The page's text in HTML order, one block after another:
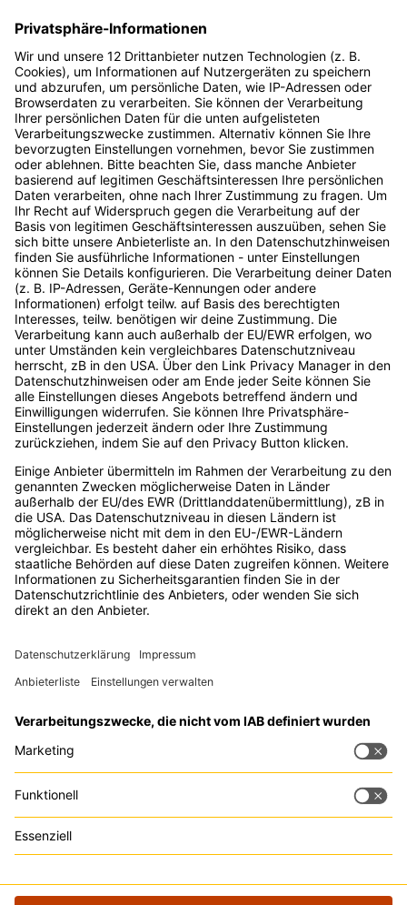
Kategorien zuordnen können werden im Nachhinein
storniert.
Event ansehen
Digital Bash ist …
… die größte Event-Reihe der
Digitalbranche (bezogen auf
die Anzahl der jährlichen
Events) mit
Expert:innenwissen, das dich
und dein Unternehmen nach
vorne bringt. Die Event-Reihe
ist für Entscheider:innen im
Digitalraum ebenso geeignet
wie für alle, die es werden
wollen. Made by
OnlineMarketing.de GmbH
Tipp:Trackboxxist die
perfekte Google Analytics
Alternative
Startseite
Kommende Events
Vergangene Events
Unsere Speaker
Speaker werden
Als Unternehmen dabei
sein
Account erstellen
Podcast
Kontakt
Digital Bash by
OnlineMarketing.de
Ludwig-Erhard-
20459 Hamburg
info@digitalbash.de
040 - 22 85 34 092
Rechtliches
Datenschutz
Zu den